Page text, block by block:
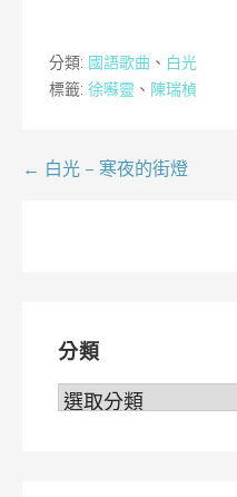
分類: 國語歌曲 、 白光
標籤: 徐囌靈 、 陳瑞楨
文← 白光 – 寒夜的街燈
分類
分